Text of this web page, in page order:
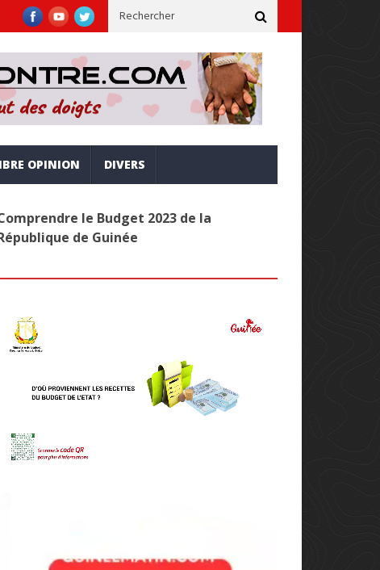
inclusive et alignée sur la vision Simandou 2040
OPINION DIVERS
le Budget 2023 de la
de Guinée